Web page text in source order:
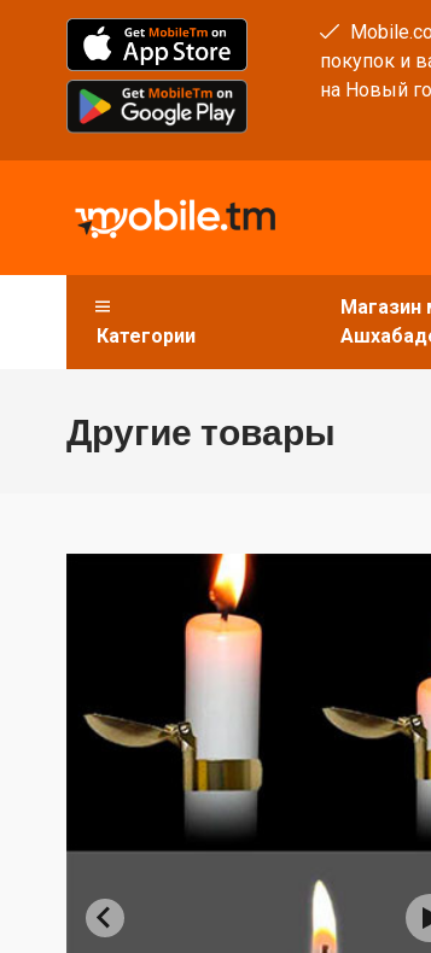
покупок и
на Новый
Категории
Магазин
Другие товары